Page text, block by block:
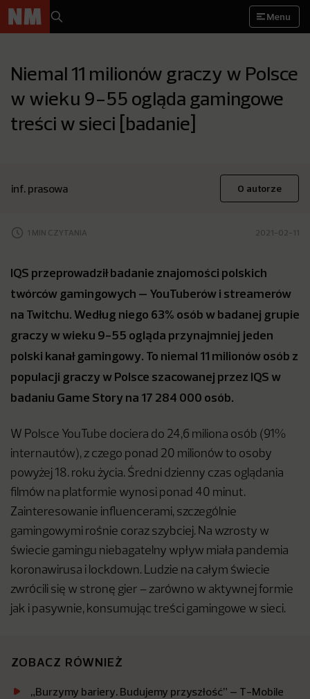
Menu
Niemal 11 milionów graczy w Polsce
w wieku 9-55 ogląda gamingowe
treści w sieci [badanie]
inf. prasowa O autorze
1 MIN CZYTANIA 2021-02-11
IQS przeprowadził badanie znajomości polskich
twórców gamingowych – YouTuberów i streamerów
na Twitchu. Według niego 63% osób w badanej grupie
graczy w wieku 9-55 ogląda przynajmniej jeden
polski kanał gamingowy. To niemal 11 milionów osób z
populacji graczy w Polsce szacowanej przez IQS w
badaniu Game Story na 17 284 000 osób.
W Polsce YouTube dociera do 24,6 miliona osób (91%
internautów), z czego ponad 20 milionów to osoby
powyżej 18. roku życia. Średni dzienny czas oglądania
filmów na platformie wynosi ponad 40 minut.
Zainteresowanie influencerami, szczególnie
gamingowymi rośnie coraz szybciej. Na wzrosty w
świecie gamingu niebagatelny wpływ miała pandemia
koronawirusa i lockdown. Ludzie na całym świecie
zwrócili się w stronę gier – zarówno w aktywnej formie
jak i pasywnie, konsumując treści gamingowe w sieci.
ZOBACZ RÓWNIEŻ
„Burzymy bariery. Budujemy przyszłość” – T-Mobile